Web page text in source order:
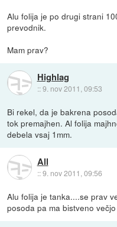
Alu folija je po drugi strani
prevodnik.
Mam prav?
Highlag
::9. nov 2011, 09:53
Bi rekel, da je bakrena
tok premajhen. Al folija
debela vsaj 1mm.
All
::9. nov 2011, 09:56
Alu folija je tanka....se prav
posoda pa ma bistveno